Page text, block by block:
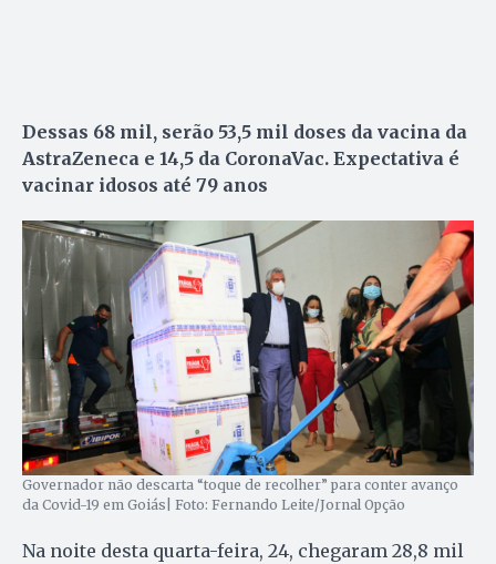
Dessas 68 mil, serão 53,5 mil doses da vacina da
AstraZeneca e 14,5 da CoronaVac. Expectativa é
vacinar idosos até 79 anos
Governador não descarta “toque de recolher” para conter avanço
da Covid-19 em Goiás| Foto: Fernando Leite/Jornal Opção
Na noite desta quarta-feira, 24, chegaram 28,8 mil